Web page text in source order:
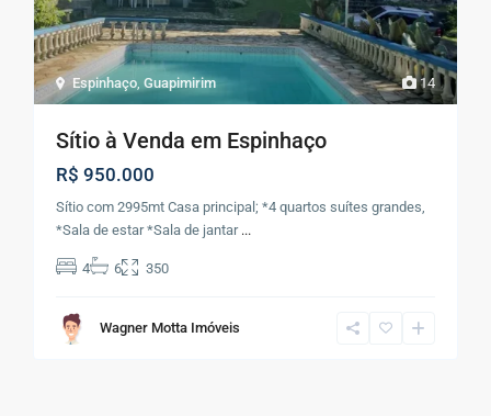
14
Espinhaço,Guapimirim
Sítio à Venda em Espinhaço
R$ 950.000
Sítio com 2995mt Casa principal; *4 quartos suítes grandes,
*Sala de estar *Sala de jantar ...
4 6 350
Wagner Motta Imóveis